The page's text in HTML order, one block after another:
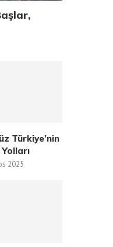
Türkiye’nin
Yolları
2025